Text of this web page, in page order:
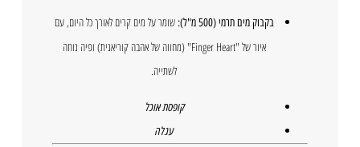
בקבוק מים תרמי (500 מ"ל):
שומר על מים קרים לאורך כל היום, עם
איור של "Finger Heart" (מחווה של אהבה קוריאנית) ופיה נוחה
לשתייה.
קופסת אוכל
עגלה